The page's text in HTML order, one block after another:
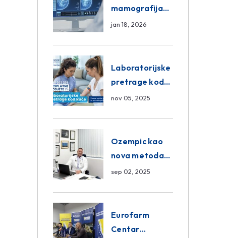
mamografija
Sarajevo –
Centar
Poliklinika
jan 18, 2026
Laboratorijske
pretrage kod
kuće – novo u
Poliklinici
nov 05, 2025
Ozempic kao
nova metoda
mršavljenja: da
sep 02, 2025
Eurofarm
Centar